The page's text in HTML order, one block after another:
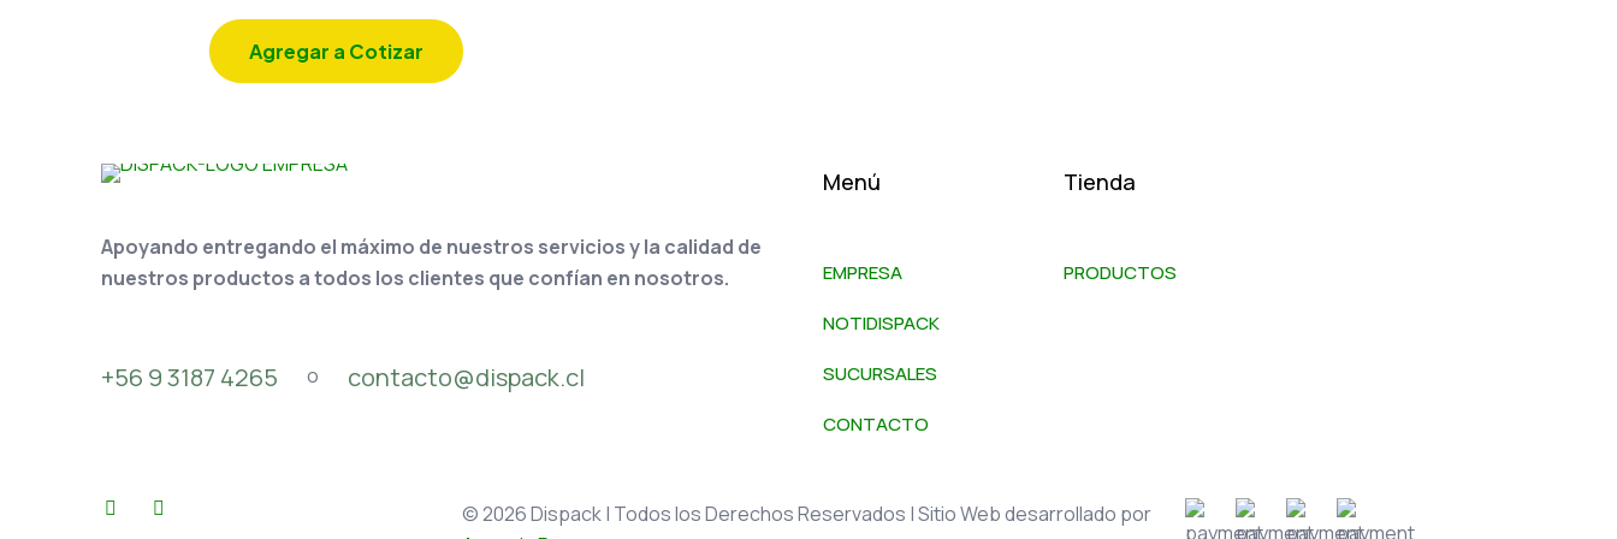
Agregar a Cotizar
Apoyando entregando el máximo de nuestros servicios y la calidad de
nuestros productos a todos los clientes que confían en nosotros.
+56 9 3187 4265 o contacto@dispack.cl
Menú
EMPRESA
NOTIDISPACK
SUCURSALES
CONTACTO
Tienda
PRODUCTOS
© 2026 Dispack | Todos los Derechos Reservados | Sitio Web desarrollado por